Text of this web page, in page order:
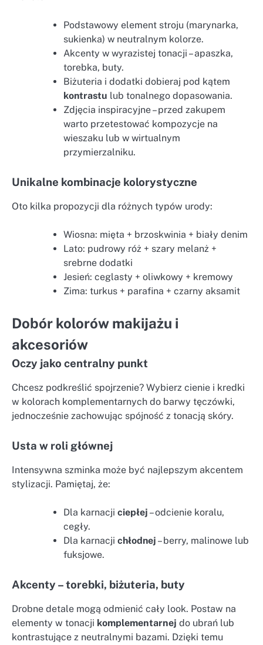
Podstawowy element stroju (marynarka,
sukienka) w neutralnym kolorze.
Akcenty w wyrazistej tonacji – apaszka,
torebka, buty.
Biżuteria i dodatki dobieraj pod kątem
kontrastu lub tonalnego dopasowania.
Zdjęcia inspiracyjne – przed zakupem
warto przetestować kompozycje na
wieszaku lub w wirtualnym
przymierzalniku.
Unikalne kombinacje kolorystyczne
Oto kilka propozycji dla różnych typów urody:
Wiosna: mięta + brzoskwinia + biały denim
Lato: pudrowy róż + szary melanż +
srebrne dodatki
Jesień: ceglasty + oliwkowy + kremowy
Zima: turkus + parafina + czarny aksamit
Dobór kolorów makijażu i
akcesoriów
Oczy jako centralny punkt
Chcesz podkreślić spojrzenie? Wybierz cienie i kredki
w kolorach komplementarnych do barwy tęczówki,
jednocześnie zachowując spójność z tonacją skóry.
Usta w roli głównej
Intensywna szminka może być najlepszym akcentem
stylizacji. Pamiętaj, że:
Dla karnacji ciepłej – odcienie koralu,
cegły.
Dla karnacji chłodnej – berry, malinowe lub
fuksjowe.
Akcenty – torebki, biżuteria, buty
Drobne detale mogą odmienić cały look. Postaw na
elementy w tonacji komplementarnej do ubrań lub
kontrastujące z neutralnymi bazami. Dzięki temu